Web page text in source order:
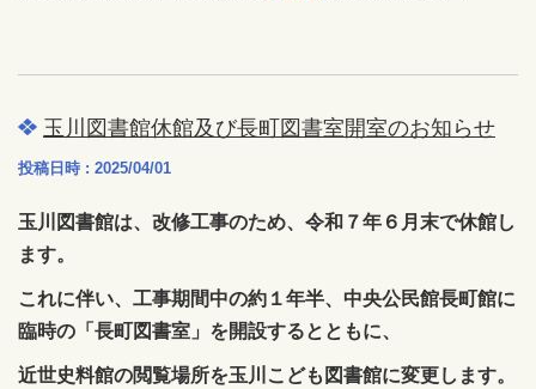
玉川図書館休館及び長町図書室開室のお知らせ
投稿日時 : 2025/04/01
玉川図書館は、改修工事のため、令和７年６月末で休館し
ます。
これに伴い、工事期間中の約１年半、中央公民館長町館に
臨時の「長町図書室」を開設するとともに、
近世史料館の閲覧場所を玉川こども図書館に変更します。